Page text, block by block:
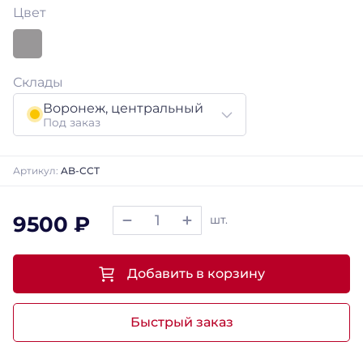
Цвет
Склады
Воронеж, центральный
Под заказ
Артикул: AB-CCT
9500 ₽ шт.
Быстрый заказ
Добавить в корзину